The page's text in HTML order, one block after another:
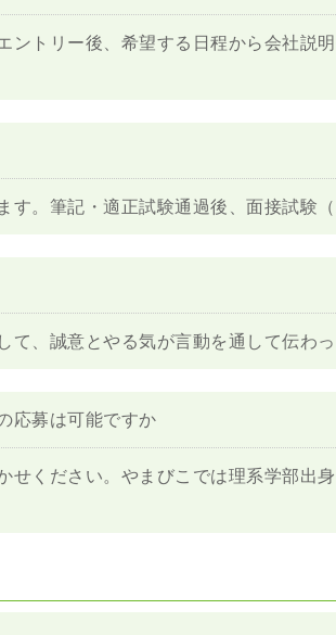
ントリー後、希望する日程から会社説
。筆記・適正試験通過後、面接試験
、誠意とやる気が言動を通して伝わ
応募は可能ですか
せください。やまびこでは理系学部出